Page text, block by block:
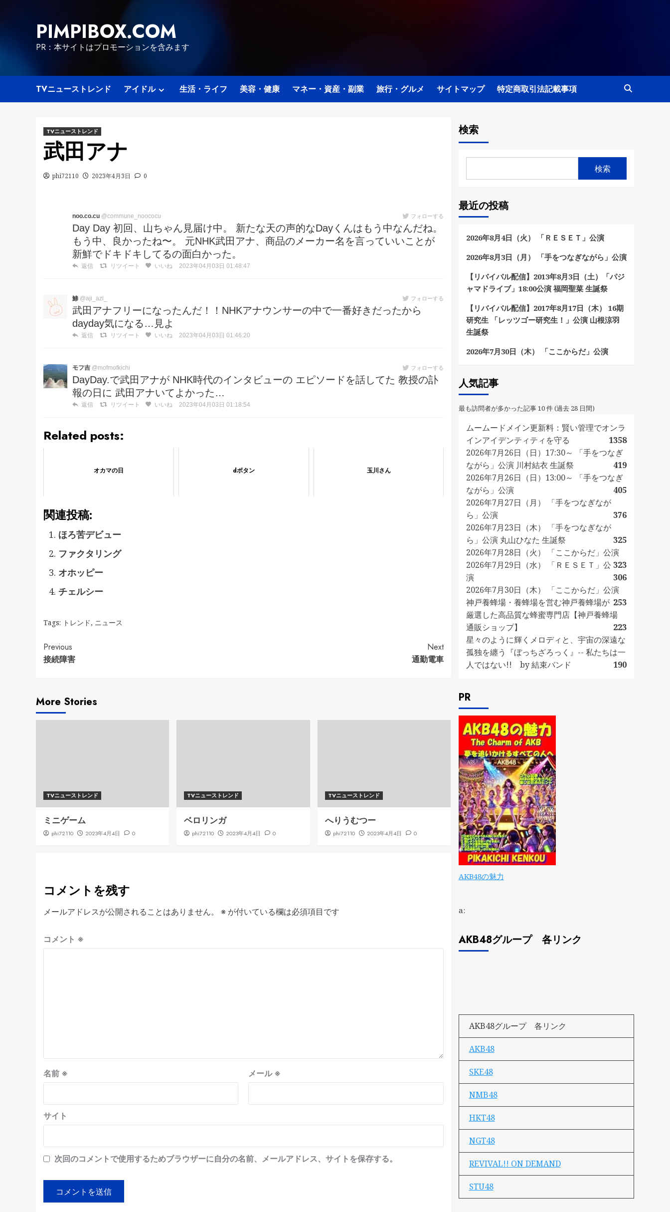
PIMPIBOX.COM
PR：本サイトはプロモーションを含みます
TVニューストレンド アイドル 生活・ライフ 美容・健康 マネー・資産・副業 旅行・グルメ サイトマップ 特定商取引法記載事項
TVニューストレンド
武田アナ
phi72110 2023年4月3日 0
noo.co.cu @commune_noococu フォローする
Day Day 初回、山ちゃん見届け中。 新たな天の声的なDayくんはもう中なんだね。
もう中、良かったね〜。 元NHK武田アナ、商品のメーカー名を言っていいことが
新鮮でドキドキしてるの面白かった。
返信 リツイート いいね 2023年04月03日 01:48:47
鯵 @aji_azi_ フォローする
武田アナフリーになったんだ！！NHKアナウンサーの中で一番好きだったから
dayday気になる…見よ
返信 リツイート いいね 2023年04月03日 01:46:20
モフ吉 @mofmofkichi フォローする
DayDay.で武田アナが NHK時代のインタビューの エピソードを話してた 教授の訃
報の日に 武田アナいてよかった…
返信 リツイート いいね 2023年04月03日 01:18:54
Related posts:
オカマの日 dボタン 玉川さん
関連投稿:
ほろ苦デビュー
ファクタリング
オホッピー
チェルシー
Tags: トレンド, ニュース
Continue
Reading
Previous
接続障害
Next
通勤電車
More Stories
TVニューストレンド
ミニゲーム
phi72110 2023年4月4日 0
TVニューストレンド
ベロリンガ
phi72110 2023年4月4日 0
TVニューストレンド
へりうむつー
phi72110 2023年4月4日 0
コメントを残す
メールアドレスが公開されることはありません。 ※ が付いている欄は必須項目です
コメント ※
名前 ※ メール※
サイト
次回のコメントで使用するためブラウザーに自分の名前、メールアドレス、サイトを保存する。
検索
検索
最近の投稿
2026年8月4日（火） 「ＲＥＳＥＴ」公演
2026年8月3日（月） 「手をつなぎながら」公演
【リバイバル配信】2013年8月3日（土）「パジ
ャマドライブ」18:00公演 福岡聖菜 生誕祭
【リバイバル配信】2017年8月17日（木） 16期
研究生 「レッツゴー研究生！」公演 山根涼羽
生誕祭
2026年7月30日（木） 「ここからだ」公演
人気記事
最も訪問者が多かった記事 10 件 (過去 28 日間)
ムームードメイン更新料：賢い管理でオンラ
インアイデンティティを守る
1358
2026年7月26日（日）17:30～ 「手をつなぎ
ながら」公演 川村結衣 生誕祭
419
2026年7月26日（日）13:00～ 「手をつなぎ
ながら」公演
405
2026年7月27日（月） 「手をつなぎなが
ら」公演
376
2026年7月23日（木） 「手をつなぎなが
ら」公演 丸山ひなた 生誕祭
325
2026年7月28日（火） 「ここからだ」公演
323
2026年7月29日（水） 「ＲＥＳＥＴ」公
演
306
2026年7月30日（木） 「ここからだ」公演
253
神戸養蜂場・養蜂場を営む神戸養蜂場が
厳選した高品質な蜂蜜専門店【神戸養蜂場
通販ショップ】
223
星々のように輝くメロディと、宇宙の深遠な
孤独を纏う『ぼっちざろっく』-- 私たちは一
人ではない!! by 結束バンド
190
PR
AKB48の魅力
a:
AKB48グループ 各リンク
AKB48グループ 各リンク
AKB48
SKE48
NMB48
HKT48
NGT48
REVIVAL!! ON DEMAND
STU48